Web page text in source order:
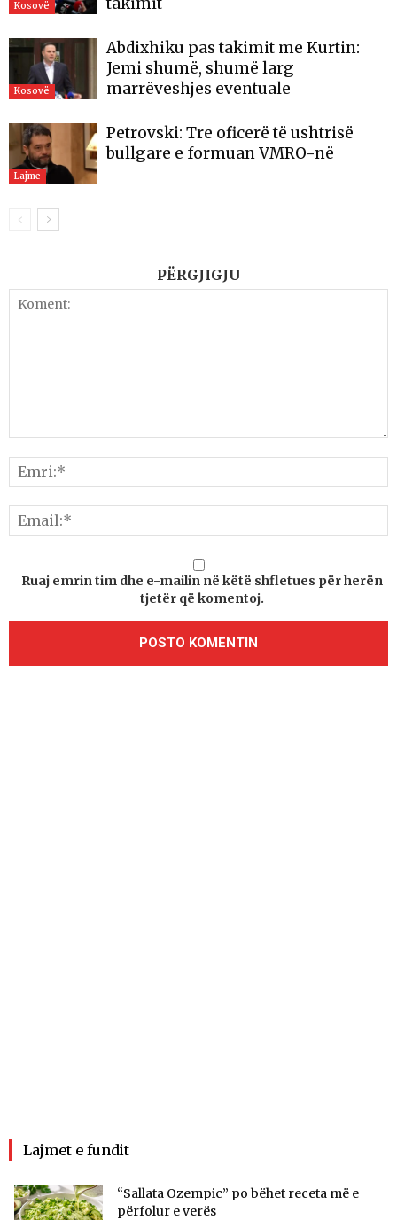
Kosovë
Kosovë
Abdixhiku pas takimit me Kurtin:
Jemi shumë, shumë larg
marrëveshjes eventuale
Lajme
Petrovski: Tre oficerë të ushtrisë
bullgare e formuan VMRO-në
PËRGJIGJU
Ruaj emrin tim dhe e-mailin në këtë shfletues për herën
tjetër që komentoj.
Lajmet e fundit
“Sallata Ozempic” po bëhet receta më e
përfolur e verës